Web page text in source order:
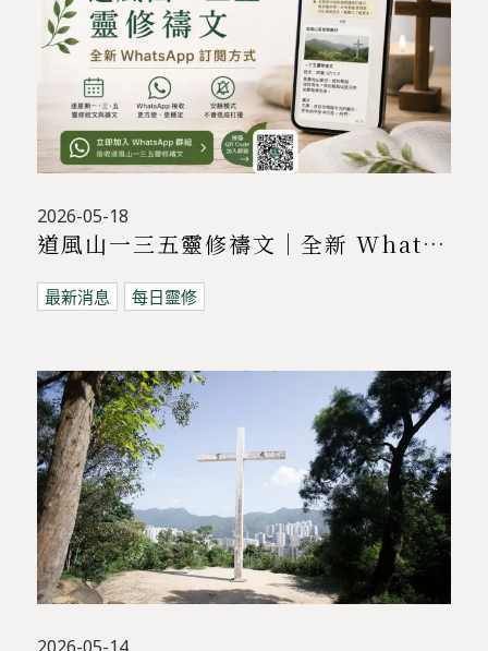
2026-05-18
道風山一三五靈修禱文｜全新 WhatsApp 訂閱方式
最新消息 每日靈修